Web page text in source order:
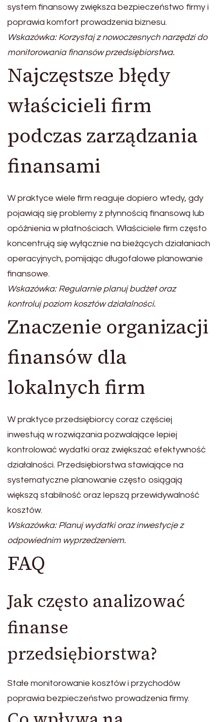
system finansowy zwiększa bezpieczeństwo firmy i
poprawia komfort prowadzenia biznesu.
Wskazówka: Korzystaj z nowoczesnych narzędzi do
monitorowania finansów przedsiębiorstwa.
Najczęstsze błędy
właścicieli firm
podczas zarządzania
finansami
W praktyce wiele firm reaguje dopiero wtedy, gdy
pojawiają się problemy z płynnością finansową lub
opóźnienia w płatnościach. Właściciele firm często
koncentrują się wyłącznie na bieżących działaniach
operacyjnych, pomijając długofalowe planowanie
finansowe.
Wskazówka: Regularnie planuj budżet oraz
kontroluj poziom kosztów działalności.
Znaczenie organizacji
finansów dla
lokalnych firm
W praktyce przedsiębiorcy coraz częściej
inwestują w rozwiązania pozwalające lepiej
kontrolować wydatki oraz zwiększać efektywność
działalności. Przedsiębiorstwa stawiające na
systematyczne planowanie często osiągają
większą stabilność oraz lepszą przewidywalność
kosztów.
Wskazówka: Planuj wydatki oraz inwestycje z
odpowiednim wyprzedzeniem.
FAQ
Jak często analizować
finanse
przedsiębiorstwa?
Stałe monitorowanie kosztów i przychodów
poprawia bezpieczeństwo prowadzenia firmy.